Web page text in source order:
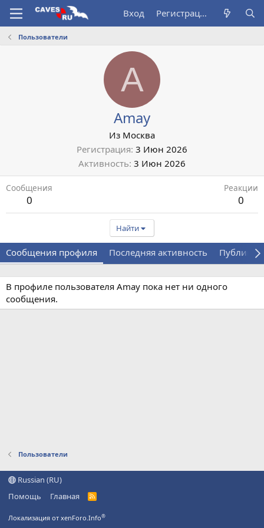
Вход Регистрация
Пользователи
A
Amay
Из Москва
Регистрация 3 Июн 2026
Активность 3 Июн 2026
Сообщения
0
Реакции
0
Найти
Сообщения профиля Последняя активность
В профиле пользователя Amay пока нет ни одного
сообщения.
Пользователи
Russian (RU)
Помощь
Главная
R
Локализация от xenForo.Info®